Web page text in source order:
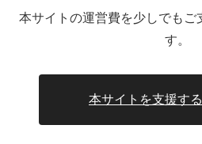
本サイトの運営費を少しでもご
す。
本サイトを支援す